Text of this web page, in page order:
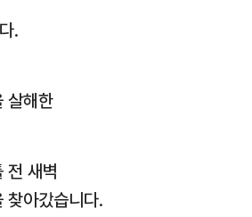
.
살해한
전 새벽
찾아갔습니다.